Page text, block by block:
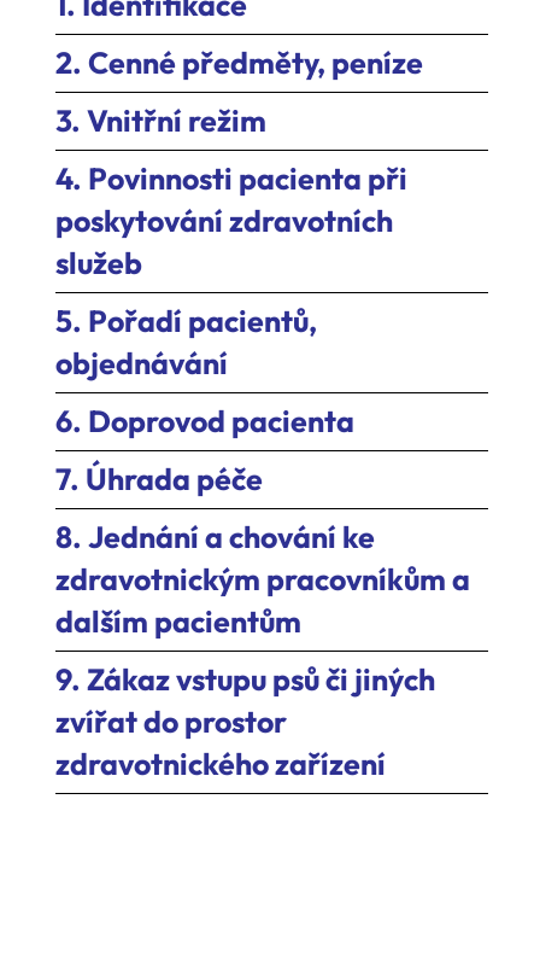
2. Cenné předměty, peníze
3. Vnitřní režim
4. Povinnosti pacienta při
poskytování zdravotních
služeb
5. Pořadí pacientů,
objednávání
6. Doprovod pacienta
7. Úhrada péče
8. Jednání a chování ke
zdravotnickým pracovníkům a
dalším pacientům
9. Zákaz vstupu psů či jiných
zvířat do prostor
zdravotnického zařízení